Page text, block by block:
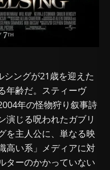
ングが21歳を迎えた
齢だ。スティーヴ
年の怪物狩り叙事詩
演じる呪われたガブリ
を主人公に、単なる映
高い系」メディアに対
ターのかかっていない